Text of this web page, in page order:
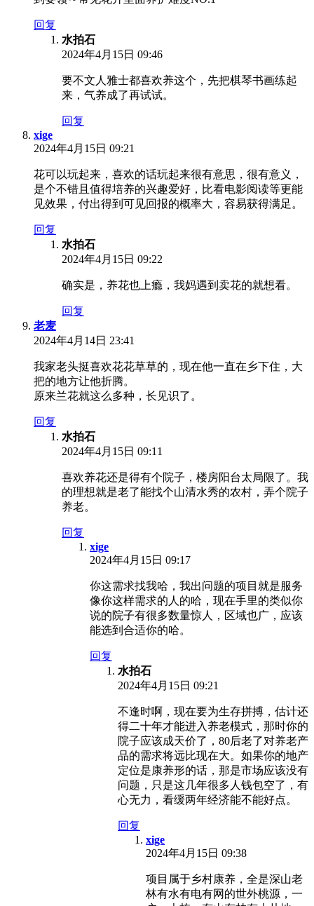
回复
水拍石
2024年4月15日 09:46
要不文人雅士都喜欢养这个，先把棋琴书画练起
来，气养成了再试试。
回复
xige
2024年4月15日 09:21
花可以玩起来，喜欢的话玩起来很有意思，很有意义，
是个不错且值得培养的兴趣爱好，比看电影阅读等更能
见效果，付出得到可见回报的概率大，容易获得满足。
回复
水拍石
2024年4月15日 09:22
确实是，养花也上瘾，我妈遇到卖花的就想看。
回复
老麦
2024年4月14日 23:41
我家老头挺喜欢花花草草的，现在他一直在乡下住，大
把的地方让他折腾。
原来兰花就这么多种，长见识了。
回复
水拍石
2024年4月15日 09:11
喜欢养花还是得有个院子，楼房阳台太局限了。我
的理想就是老了能找个山清水秀的农村，弄个院子
养老。
回复
xige
2024年4月15日 09:17
你这需求找我哈，我出问题的项目就是服务
像你这样需求的人的哈，现在手里的类似你
说的院子有很多数量惊人，区域也广，应该
能选到合适你的哈。
回复
水拍石
2024年4月15日 09:21
不逢时啊，现在要为生存拼搏，估计还
得二十年才能进入养老模式，那时你的
院子应该成天价了，80后老了对养老产
品的需求将远比现在大。如果你的地产
定位是康养形的话，那是市场应该没有
问题，只是这几年很多人钱包空了，有
心无力，看缓两年经济能不能好点。
回复
xige
2024年4月15日 09:38
项目属于乡村康养，全是深山老
林有水有电有网的世外桃源，一